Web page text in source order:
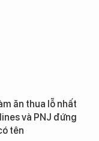
ăn thua lỗ nhất
và PNJ đứng
tên